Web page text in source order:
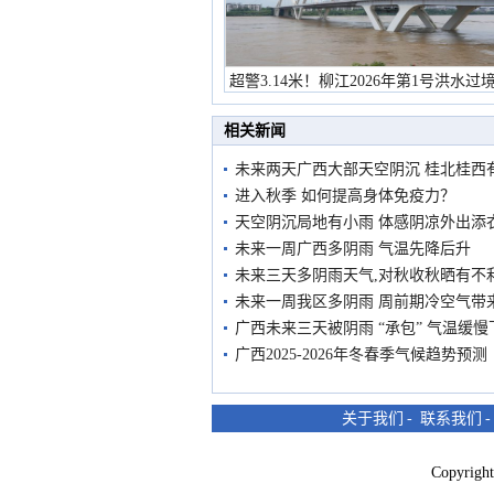
超警3.14米！柳江2026年第1号洪水过
市民在堤岸见证汛况
相关新闻
未来两天广西大部天空阴沉 桂北桂西
进入秋季 如何提高身体免疫力？
天空阴沉局地有小雨 体感阴凉外出添
未来一周广西多阴雨 气温先降后升
未来三天多阴雨天气,对秋收秋晒有不
未来一周我区多阴雨 周前期冷空气带
广西未来三天被阴雨 “承包” 气温缓慢
广西2025-2026年冬春季气候趋势预测
关于我们 - 联系我们 -